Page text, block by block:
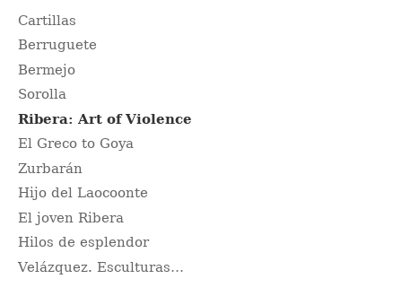
Cartillas
Berruguete
Bermejo
Sorolla
Ribera: Art of Violence
El Greco to Goya
Zurbarán
Hijo del Laocoonte
El joven Ribera
Hilos de esplendor
Velázquez. Esculturas…